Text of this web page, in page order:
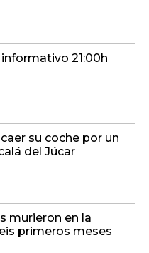
21:00h
su coche por un
del Júcar
murieron en la
primeros meses